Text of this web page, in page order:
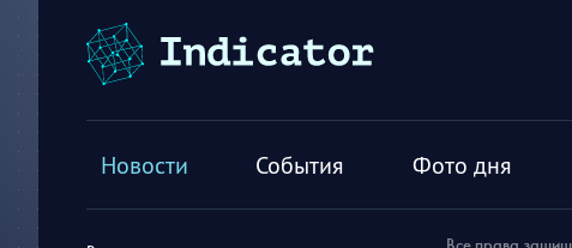
Новости События Фото дня